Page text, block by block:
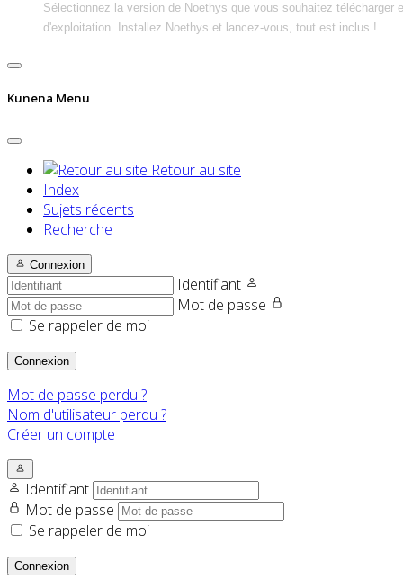
Sélectionnez la version de Noethys que vous souhaitez télécharger
d'exploitation. Installez Noethys et lancez-vous, tout est inclus !
Kunena Menu
Retour au site
Index
Sujets récents
Recherche
Connexion
Identifiant
Mot de passe
Se rappeler de moi
Connexion
Mot de passe perdu ?
Nom d'utilisateur perdu ?
Créer un compte
Identifiant
Mot de passe
Se rappeler de moi
Connexion